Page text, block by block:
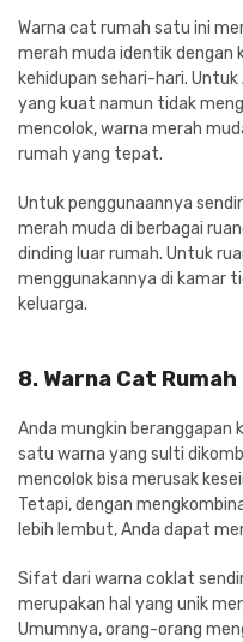
Warna cat rumah satu ini
merah muda identik dengan
kehidupan sehari-hari.
yang kuat namun tidak
mencolok, warna merah
rumah yang tepat.
Untuk penggunaannya
merah muda di berbagai
dinding luar rumah. Untuk
menggunakannya di kamar
keluarga.
8. Warna Cat
Anda mungkin beranggapan
satu warna yang sulti
mencolok bisa merusak
Tetapi, dengan
lebih lembut, Anda dapat
Sifat dari warna coklat
merupakan hal yang unik
Umumnya, orang-orang